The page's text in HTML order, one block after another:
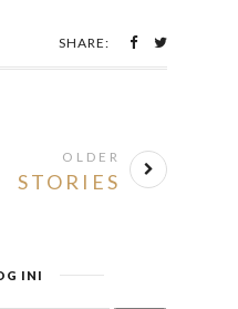
SHARE:
OLDER
STORIES
INI